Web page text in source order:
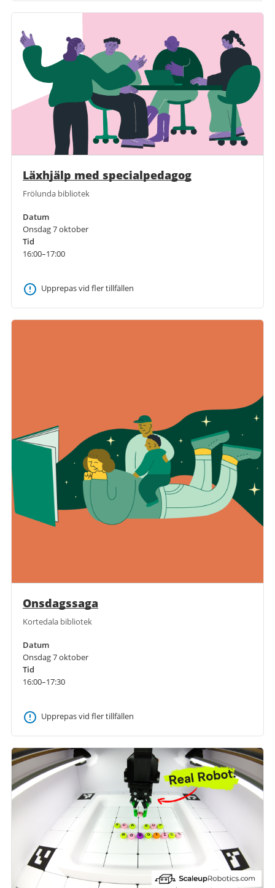
Läxhjälp med specialpedagog
Frölunda bibliotek
Datum
Onsdag 7 oktober
Tid
16:00–17:00
Upprepas vid fler tillfällen
Onsdagssaga
Kortedala bibliotek
Datum
Onsdag 7 oktober
Tid
16:00–17:30
Upprepas vid fler tillfällen